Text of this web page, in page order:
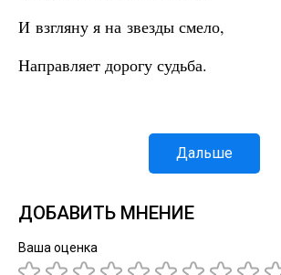
И взгляну я на звезды смело,
Направляет дорогу судьба.
Дальше
ДОБАВИТЬ МНЕНИЕ
Ваша оценка